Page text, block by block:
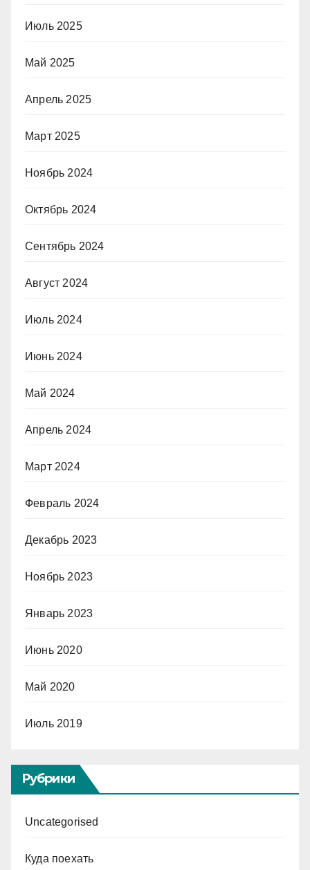
Июль 2025
Май 2025
Апрель 2025
Март 2025
Ноябрь 2024
Октябрь 2024
Сентябрь 2024
Август 2024
Июль 2024
Июнь 2024
Май 2024
Апрель 2024
Март 2024
Февраль 2024
Декабрь 2023
Ноябрь 2023
Январь 2023
Июнь 2020
Май 2020
Июль 2019
Рубрики
Uncategorised
Куда поехать